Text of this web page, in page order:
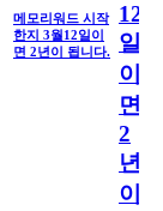
메모리워드 시작
한지 3월12일이
면 2년이 됩니다.
12
일
이
면
2
년
이